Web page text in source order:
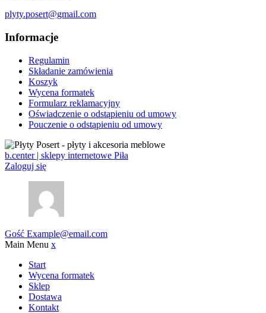
plyty.posert@gmail.com
Informacje
Regulamin
Składanie zamówienia
Koszyk
Wycena formatek
Formularz reklamacyjny
Oświadczenie o odstąpieniu od umowy
Pouczenie o odstąpieniu od umowy
b.center | sklepy internetowe Piła
Zaloguj się
Gość Example@email.com
Main Menu x
Start
Wycena formatek
Sklep
Dostawa
Kontakt